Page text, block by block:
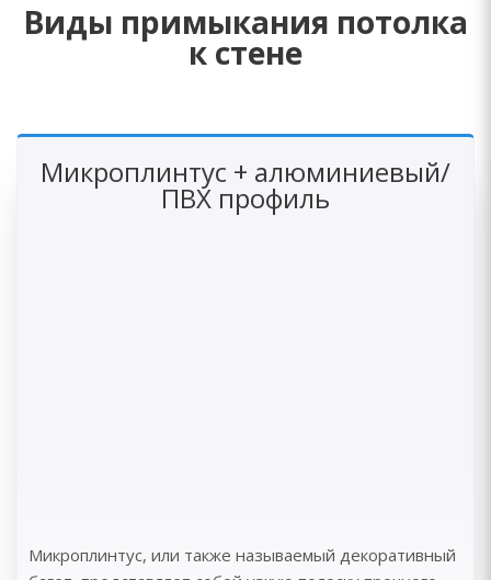
Виды примыкания потолка
к стене
Микроплинтус + алюминиевый/
ПВХ профиль
Микроплинтус, или также называемый декоративный